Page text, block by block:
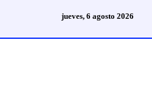
jueves, 6 agosto 2026